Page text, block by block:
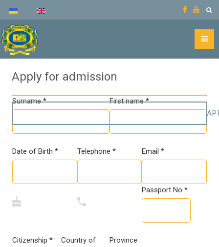
Apply for admission
Surname * First name *
Date of Birth * Telephone * Email *
Passport No *
Citizenship *
Country of
Province